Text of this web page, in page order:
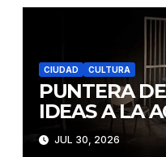
CIUDAD CULTURA
PUNTERA
IDEAS A LA
JUL 30, 2026